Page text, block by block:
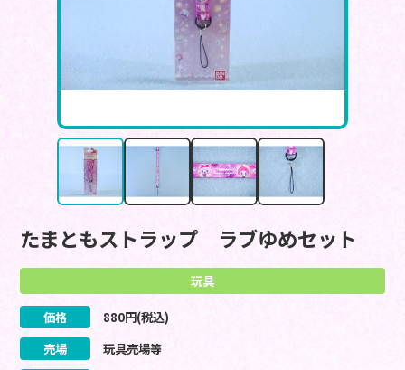
たまともストラップ ラブゆめセット
玩具
価格 880円(税込)
売場
玩具売場等